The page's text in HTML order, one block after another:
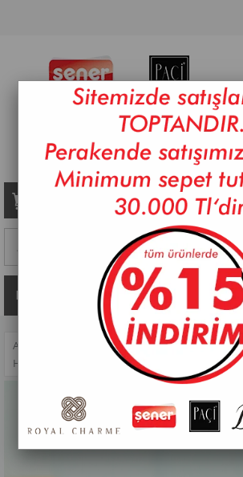
Sepetim 0 Ürün
ANASAYFA MUTFAK AKSESUARLARI >
HAZIRLIK GEREÇLERI
> PAÇİ-BÜYÜK ÇELİK RENDE